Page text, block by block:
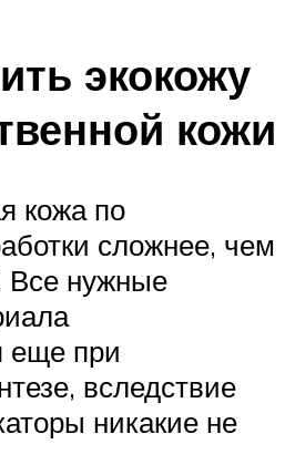
экокожу
кожи
кожа по
сложнее, чем
Все нужные
еще при
вследствие
никакие не